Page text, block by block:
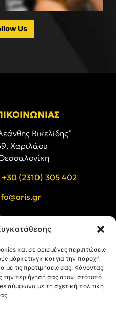
και σε ορισμένες περιπτώσεις
μάρκετινγκ και για την παροχή
τις προτιμήσεις σας. Κάνοντας
την περιήγησή σας στον ιστότοπό
σύμφωνα με τη σχετική πολιτική
Us
Βικελίδης”
Χαριλάου
+30 (2310) 305 402